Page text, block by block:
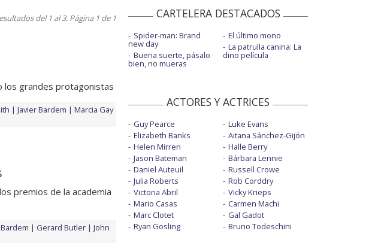
del 1 al 3. Página 1 de 1
los grandes protagonistas
Javier Bardem
Marcia Gay
premios de la academia
Gerard Butler
John
CARTELERA DESTACADOS
Spider-man: Brand
new day
Buena suerte, pásalo
bien, no mueras
El último mono
La patrulla canina: La
dino película
ACTORES Y ACTRICES
Guy Pearce
Elizabeth Banks
Helen Mirren
Jason Bateman
Daniel Auteuil
Julia Roberts
Victoria Abril
Mario Casas
Marc Clotet
Ryan Gosling
Luke Evans
Aitana Sánchez-Gijón
Halle Berry
Bárbara Lennie
Russell Crowe
Rob Corddry
Vicky Krieps
Carmen Machi
Gal Gadot
Bruno Todeschini